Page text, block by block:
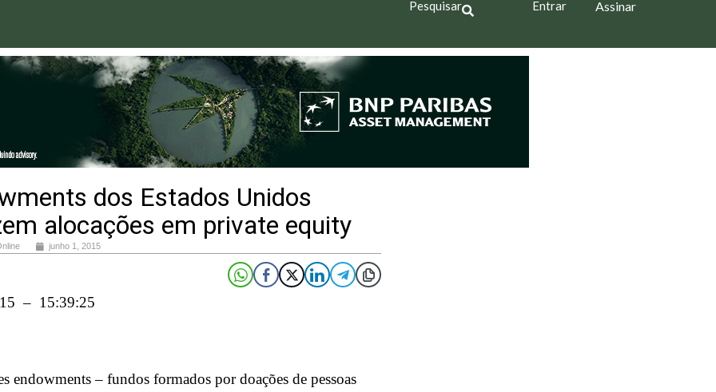
Pesquisar Entrar Assinar
dos Estados Unidos
alocações em private equity
junho 1, 2015
– 15:39:25
endowments – fundos formados por doações de pessoas